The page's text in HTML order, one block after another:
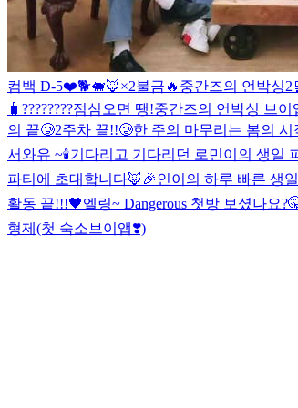
컴백 D-5❤️🐕🐖🦊×2불금🔥 중간즈의 언박싱
🧳 ????????점심오면 땡!중간즈의 언박싱 브이
의 끝🥲2주차 끝!!🥲한 주의 마무리는 봄의
서와유 ~🕯기다리고 기다리던 로민이의 생일
파티에 초대합니다🦊🎉인이의 하루 빠른 생
활동 끝!!!🖤엘링~ Dangerous 첫방 보셨나요
형제(첫 숙소브이앱❣️)